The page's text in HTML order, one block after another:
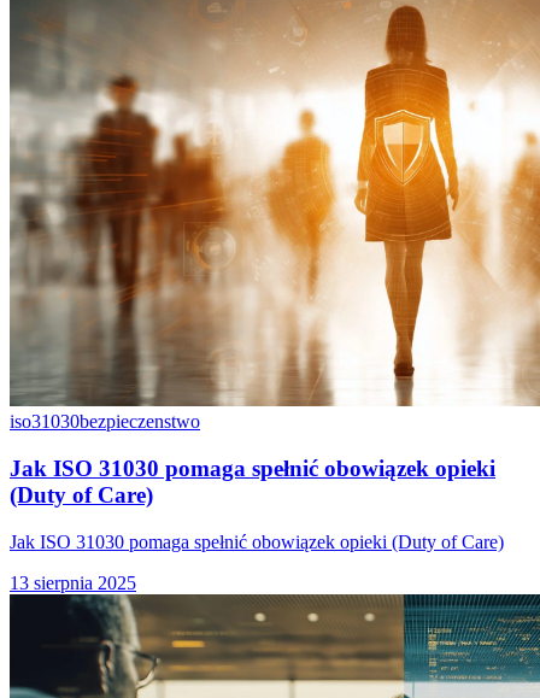
iso31030bezpieczenstwo
Jak ISO 31030 pomaga spełnić obowiązek opieki
(Duty of Care)
Jak ISO 31030 pomaga spełnić obowiązek opieki (Duty of Care)
13 sierpnia 2025